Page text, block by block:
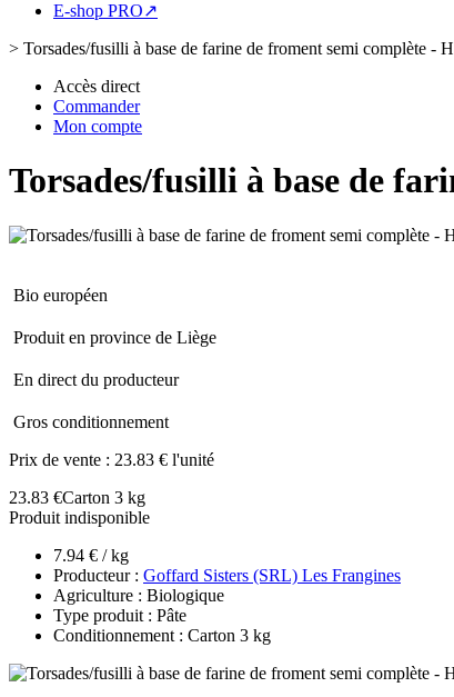
E-shop PRO↗
> Torsades/fusilli à base de farine de froment semi complète -
Accès direct
Commander
Mon compte
Torsades/fusilli à base de
Bio européen
Produit en province de Liège
En direct du producteur
Gros conditionnement
Prix de vente : 23.83 € l'unité
23.83 €Carton 3 kg
Produit indisponible
7.94 € / kg
Producteur : Goffard Sisters (SRL) Les Frangines
Agriculture : Biologique
Type produit : Pâte
Conditionnement : Carton 3 kg